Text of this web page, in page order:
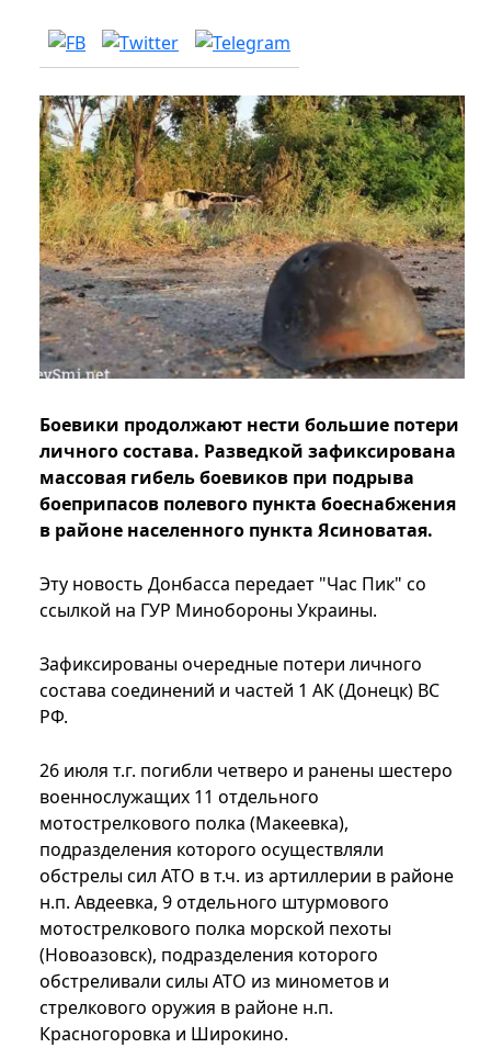
Боевики продолжают нести большие потери
личного состава. Разведкой зафиксирована
массовая гибель боевиков при подрыва
боеприпасов полевого пункта боеснабжения
в районе населенного пункта Ясиноватая.
Эту новость Донбасса передает "Час Пик" со
ссылкой на ГУР Минобороны Украины.
Зафиксированы очередные потери личного
состава соединений и частей 1 АК (Донецк) ВС
РФ.
26 июля т.г. погибли четверо и ранены шестеро
военнослужащих 11 отдельного
мотострелкового полка (Макеевка),
подразделения которого осуществляли
обстрелы сил АТО в т.ч. из артиллерии в районе
н.п. Авдеевка, 9 отдельного штурмового
мотострелкового полка морской пехоты
(Новоазовск), подразделения которого
обстреливали силы АТО из минометов и
стрелкового оружия в районе н.п.
Красногоровка и Широкино.